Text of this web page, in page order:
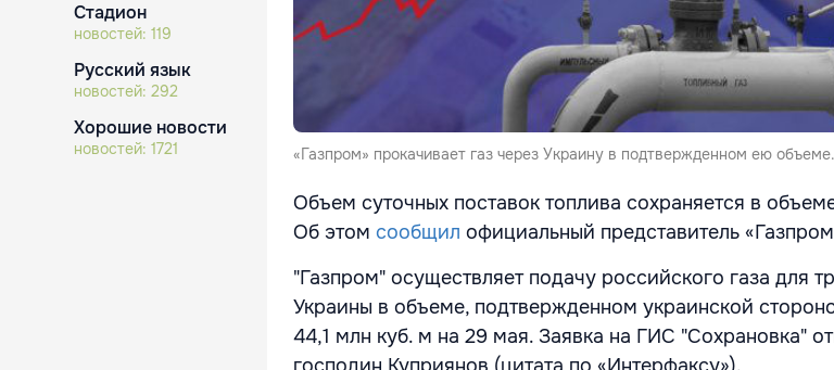
Стадион
новостей: 119
Русский язык
новостей: 292
Хорошие новости
новостей: 1721 «Газпром» прокачивает газ через Украину в подтвержденном ею объеме.
Объем суточных поставок топлива сохраняется в
Об этом сообщил официальный представитель
"Газпром" осуществляет подачу российского газа для
Украины в объеме, подтвержденном украинской
44,1 млн куб. м на 29 мая. Заявка на ГИС "Сохрановка"